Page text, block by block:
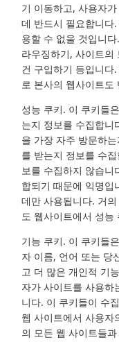
기 이동하고, 사용자
데 반드시 필요합니다
용할 수 없을 것입니
라우징하기, 사이트의
건 구입하기 등입니다
로 본사의 웹사이트도
성능 쿠키. 이 쿠키들
는지 정보를 수집합니
을 가장 자주 방문하
를 받는지 정보를 수
보를 수집하지 않습니
합되기 때문에 익명입
데만 사용됩니다. 거
도 웹사이트에서 성능
기능 쿠키. 이 쿠키들
자 이름, 언어 또는 당
고 더 많은 개인적 기
자가 사이트를 사용하
니다. 이 쿠키들이 수
웹 사이트에서 사용자
의 모든 웹 사이트들